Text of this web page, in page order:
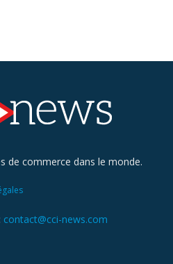
de commerce dans le monde.
contact@cci-news.com